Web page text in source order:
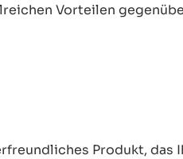
Vorteilen
Produkt,